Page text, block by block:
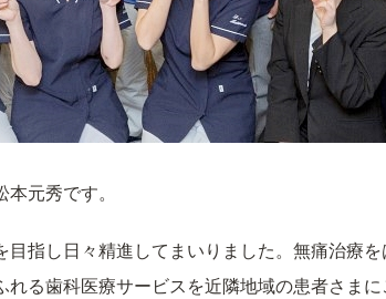
元秀です。
指し日々精進してまいりました。無痛治療
る歯科医療サービスを近隣地域の患者さま